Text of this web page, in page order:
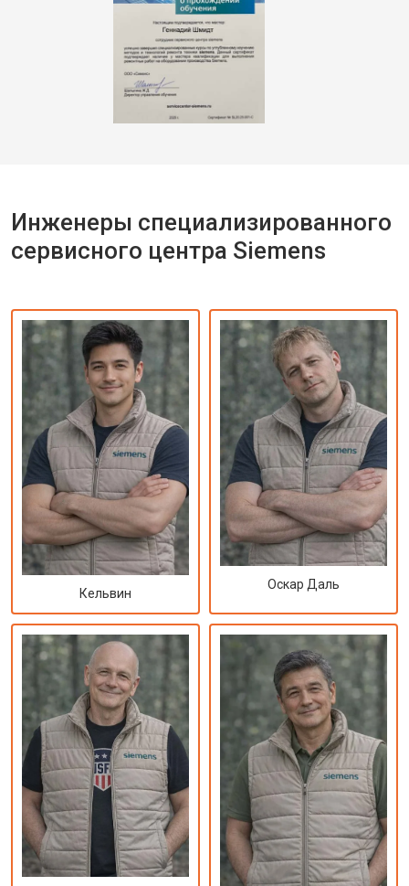
Инженеры специализированного
сервисного центра Siemens
Кельвин
Оскар Даль